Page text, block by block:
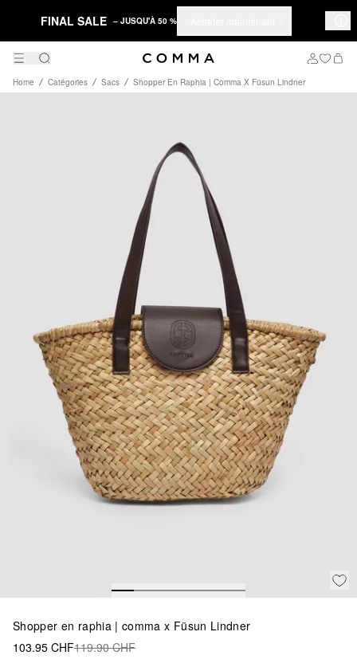
FINAL SALE – JUSQU'À 50 %
Home Catégories Sacs Shopper En Raphia | Comma X Füsun Lindner
Shopper en raphia | comma x Füsun Lindner
103.95 CHF119.90 CHF